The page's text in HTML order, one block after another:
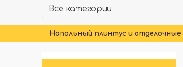
Напольный плинтус и